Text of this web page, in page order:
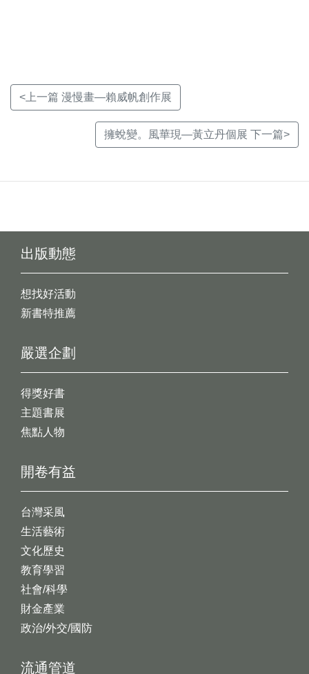
<上一篇 漫慢畫—賴威帆創作展
擁蛻變。風華現—黃立丹個展 下一篇>
出版動態
想找好活動
新書特推薦
開卷有益
台灣采風
生活藝術
文化歷史
教育學習
社會/科學
財金產業
政治/外交/國防
嚴選企劃
得獎好書
主題書展
焦點人物
流通管道